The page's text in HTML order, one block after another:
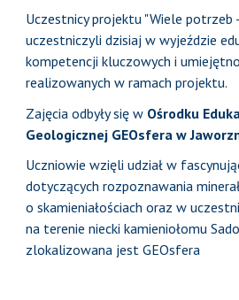
Uczestnicy projektu "Wiele potrzeb
uczestniczyli dzisiaj w wyjeździe
kompetencji kluczowych i
realizowanych w ramach projektu.
Zajęcia odbyły się w Ośrodku
Geologicznej GEOsfera w
Uczniowie wzięli udział w
dotyczących rozpoznawania
o skamieniałościach oraz w
na terenie niecki kamieniołomu
zlokalizowana jest GEOsfera